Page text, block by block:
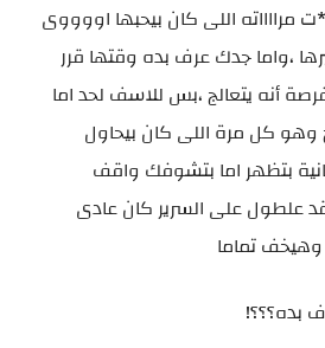
مرااااته اللى كان بيحبها اووووى
،واما جدك عرف بده وقتها قرر
أنه يتعالج ،بس للاسف لحد اما
كل مرة اللى كان بيحاول
بتظهر اما بتشوفك واقف
علطول على السرير كان عادى
تماما
بده؟؟؟!